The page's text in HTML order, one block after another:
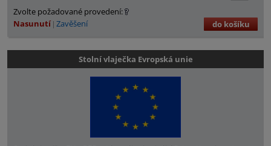
Zvolte požadované provedení:
Nasunutí Zavěšení do košíku
Stolní vlaječka Evropská unie